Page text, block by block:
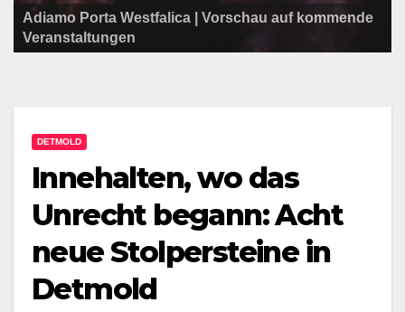
Programm der Komödie am Klosterplatz.
Litfaßsäule Überregional
Adiamo Porta Westfalica | Vorschau auf kommende
Veranstaltungen
Litfaßsäule Überregional
Litfaßsäule Überregional
DETMOLD
Innehalten, wo das
Unrecht begann: Acht
neue Stolpersteine in
Detmold